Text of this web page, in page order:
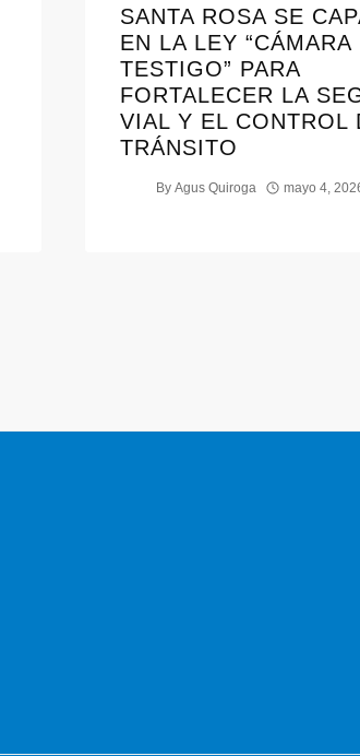
SANTA ROSA SE
EN LA LEY “CÁMARA
TESTIGO” PARA
FORTALECER LA
VIAL Y EL CONTROL
TRÁNSITO
By Agus Quiroga mayo 4,